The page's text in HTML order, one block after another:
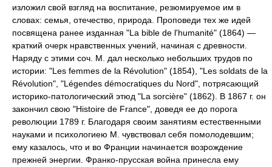
изложил свой взгляд на воспитание, резюмируемое им в
словах: семья, отечество, природа. Проповеди тех же идей
посвящена ранее изданная "La bible de l'humanité" (1864) —
краткий очерк нравственных учений, начиная с древности.
Наряду с этими соч. М. дал несколько небольших трудов по
истории: "Les femmes de la Révolution" (1854), "Les soldats de la
Révolution", "Légendes démocratiques du Nord", потрясающий
историко-патологический этюд "La sorcière" (1862). В 1867 г. он
закончил свою "Histoire de France", доведя ее до порога
революции 1789 г. Благодаря своим занятиям естественными
науками и психологиею М. чувствовал себя помолодевшим;
ему казалось, что и во Франции начинается возрождение
прежней энергии. Франко-прусская война принесла ему